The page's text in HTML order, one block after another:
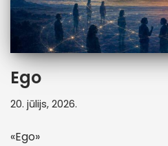
Ego
20. jūlijs, 2026.
«Ego»